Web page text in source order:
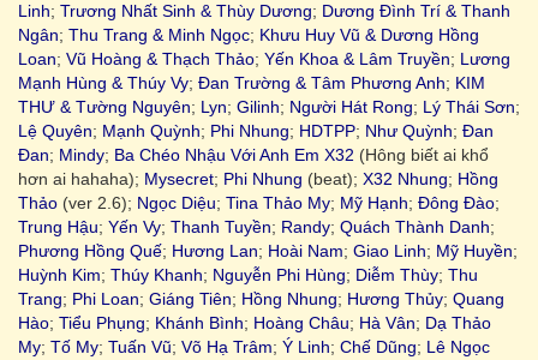
Linh; Trương Nhất Sinh & Thùy Dương; Dương Đình Trí & Thanh
Ngân; Thu Trang & Minh Ngọc; Khưu Huy Vũ & Dương Hồng
Loan; Vũ Hoàng & Thạch Thảo; Yến Khoa & Lâm Truyền; Lương
Mạnh Hùng & Thúy Vy; Đan Trường & Tâm Phương Anh; KIM
THƯ & Tường Nguyên; Lyn; Gilinh; Người Hát Rong; Lý Thái Sơn;
Lệ Quyên; Mạnh Quỳnh; Phi Nhung; HDTPP; Như Quỳnh; Đan
Đan; Mindy; Ba Chéo Nhậu Với Anh Em X32 (Hông biết ai khổ
hơn ai hahaha); Mysecret; Phi Nhung (beat); X32 Nhung; Hồng
Thảo (ver 2.6); Ngọc Diệu; Tina Thảo My; Mỹ Hạnh; Đông Đào;
Trung Hậu; Yến Vy; Thanh Tuyền; Randy; Quách Thành Danh;
Phương Hồng Quế; Hương Lan; Hoài Nam; Giao Linh; Mỹ Huyền;
Huỳnh Kim; Thúy Khanh; Nguyễn Phi Hùng; Diễm Thùy; Thu
Trang; Phi Loan; Giáng Tiên; Hồng Nhung; Hương Thủy; Quang
Hào; Tiểu Phụng; Khánh Bình; Hoàng Châu; Hà Vân; Dạ Thảo
My; Tố My; Tuấn Vũ; Võ Hạ Trâm; Ý Linh; Chế Dũng; Lê Ngọc